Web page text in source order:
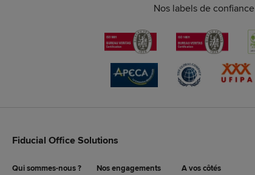
Nos labels de confiance
Fiducial Office Solutions
Qui sommes-nous ? Nos engagements A vos côtés